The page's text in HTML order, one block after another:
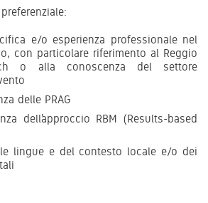
e/o esperienza professionale nel
con particolare riferimento al Reggio
o alla conoscenza del settore
delle PRAG
dell’approccio RBM (Results-based
lingue e del contesto locale e/o dei